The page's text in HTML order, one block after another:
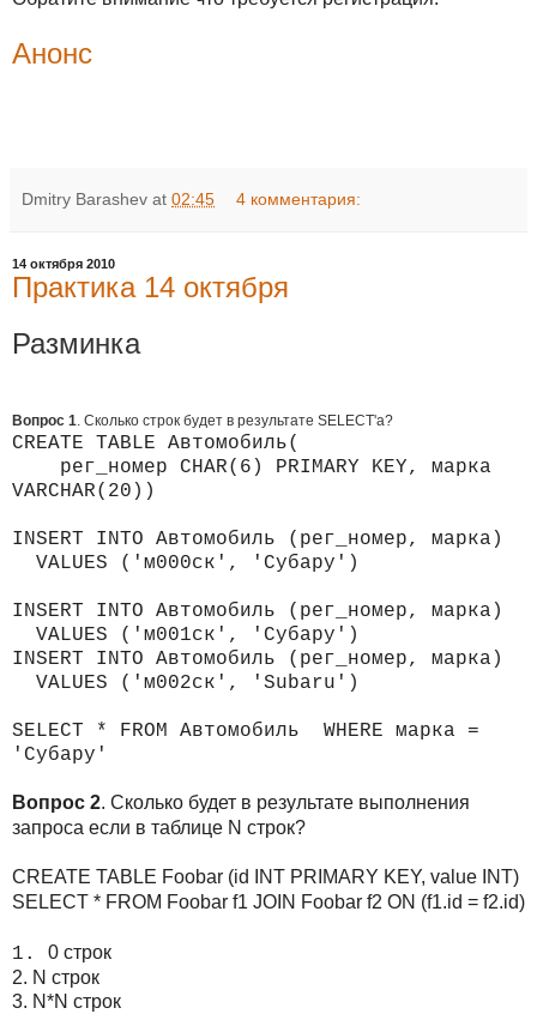
Анонс
Dmitry Barashev at 02:45 4 комментария:
14 октября 2010
Практика 14 октября
Разминка
Вопрос 1. Сколько строк будет в результате SELECT'а?
CREATE TABLE Автомобиль(
рег_номер CHAR(6) PRIMARY KEY, марка
VARCHAR(20))
INSERT INTO Автомобиль (рег_номер, марка)
VALUES ('м000ск', 'Субару')
INSERT INTO Автомобиль (рег_номер, марка)
VALUES ('м001ск', 'Cубару')
INSERT INTO Автомобиль (рег_номер, марка)
VALUES ('м002ск', 'Subaru')
SELECT * FROM Автомобиль WHERE марка =
'Субару'
Вопрос 2. Сколько будет в результате выполнения
запроса если в таблице N строк?
CREATE TABLE Foobar (id INT PRIMARY KEY, value INT)
SELECT * FROM Foobar f1 JOIN Foobar f2 ON (f1.id = f2.id)
0 строк
N строк
N*N строк